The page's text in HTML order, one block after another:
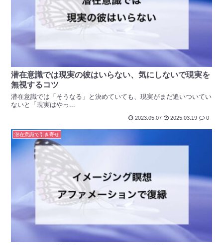
潜在意識では現実の彼はいらない、気にしないで現実を
無視するコツ
潜在意識では「そうなる」と決めていても、現実がまだ追いついてい
ないと「現実はやっ...
2023.05.07 2025.03.19 0
潜在意識で引き寄せ